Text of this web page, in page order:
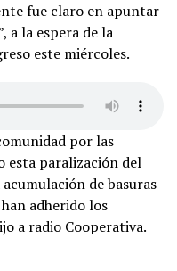
fue claro en apuntar
a la espera de la
este miércoles.
por las
esta paralización del
de basuras
adherido los
a radio Cooperativa.